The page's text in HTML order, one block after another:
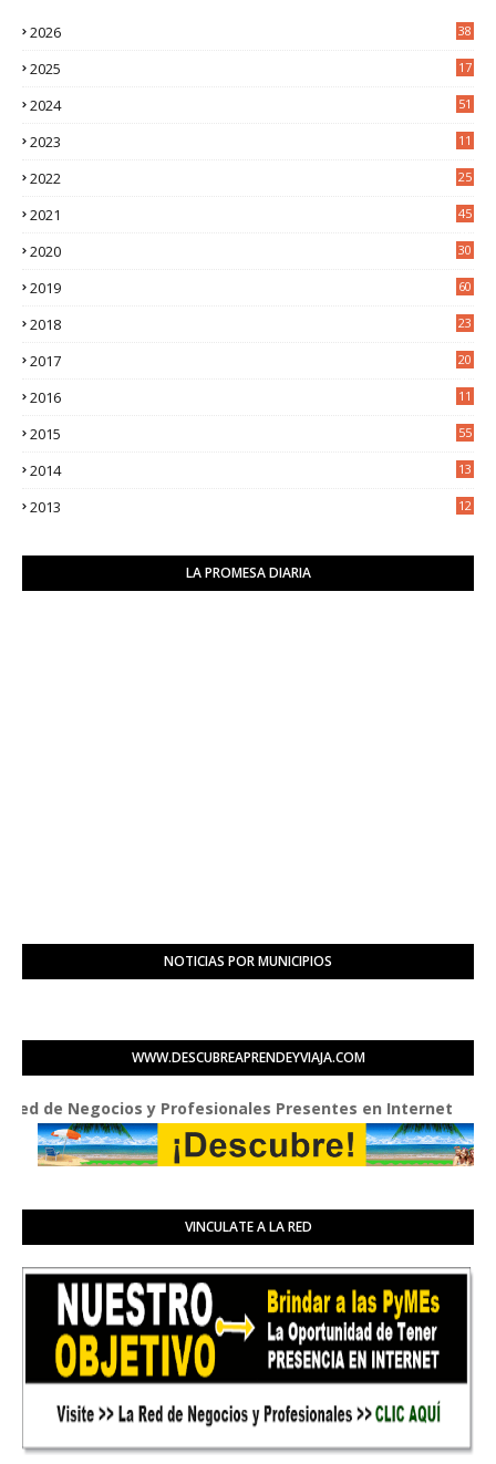
2026 38
2025
17
2024 51
2023
11
2022
25
2021
45
2020
30
2019 60
2018
23
2017
20
2016
11
2015 55
2014
13
2013
12
LA PROMESA DIARIA
NOTICIAS POR MUNICIPIOS
WWW.DESCUBREAPRENDEYVIAJA.COM
y Profesionales Presentes en Internet
VINCULATE A LA RED